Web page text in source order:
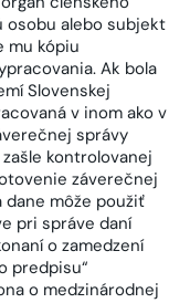
alebo subjekt
mu kópiu
Ak bola
Slovenskej
v inom ako v
správy
kontrolovanej
záverečnej
dane môže použiť
pri správe daní
o zamedzení
predpisu“
o medzinárodnej